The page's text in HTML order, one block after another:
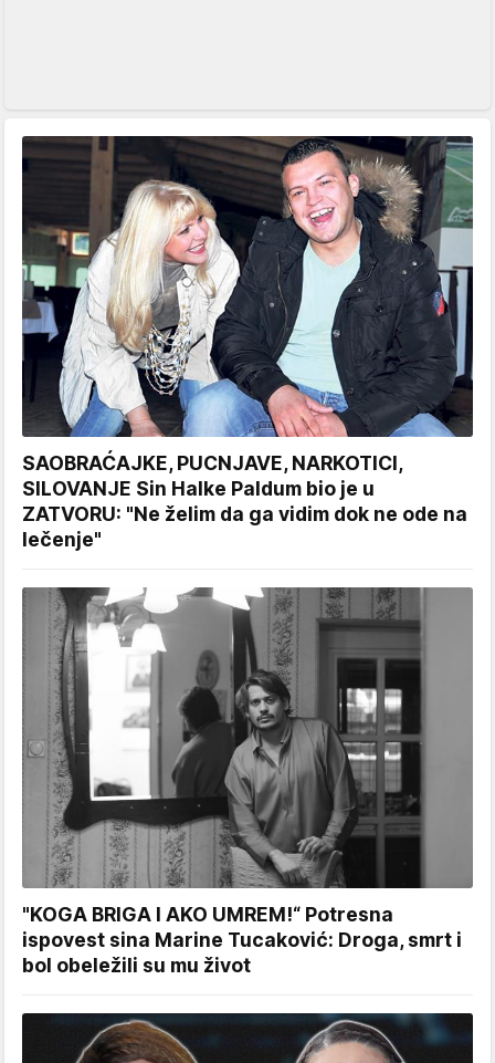
SAOBRAĆAJKE, PUCNJAVE, NARKOTICI,
SILOVANJE Sin Halke Paldum bio je u
ZATVORU: "Ne želim da ga vidim dok ne ode na
lečenje"
"KOGA BRIGA I AKO UMREM!“ Potresna
ispovest sina Marine Tucaković: Droga, smrt i
bol obeležili su mu život